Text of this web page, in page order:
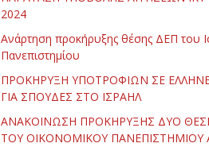
2024
Ανάρτηση προκήρυξης θέσης ΔΕΠ του
Πανεπιστημίου
ΠΡΟΚΗΡΥΞΗ ΥΠΟΤΡΟΦΙΩΝ ΣΕ
ΓΙΑ ΣΠΟΥΔΕΣ ΣΤΟ ΙΣΡΑΗΛ
ΑΝΑΚΟΙΝΩΣΗ ΠΡΟΚΗΡΥΞΗΣ ΔΥΟ
ΤΟΥ ΟΙΚΟΝΟΜΙΚΟΥ